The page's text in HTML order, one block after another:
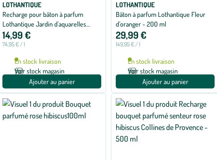
LOTHANTIQUE
Recharge pour bâton à parfum
Lothantique Jardin d'aquarelles
Verveine Menthe – 200 ml
14,99 €
74,95 € / l
En stock livraison
Voir stock magasin
Ajouter au panier
LOTHANTIQUE
Bâton à parfum Lothantique Fleur
d’oranger - 200 ml
29,99 €
149,95 € / l
En stock livraison
Voir stock magasin
Ajouter au panier